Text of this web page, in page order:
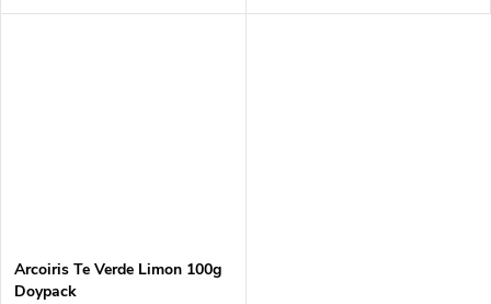
Arcoiris Te Verde Limon 100g
Doypack